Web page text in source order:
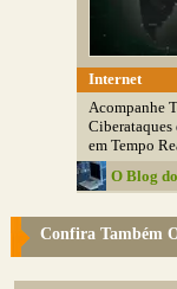
Internet
Acompanhe
em Tempo
O Blog
Confira Também